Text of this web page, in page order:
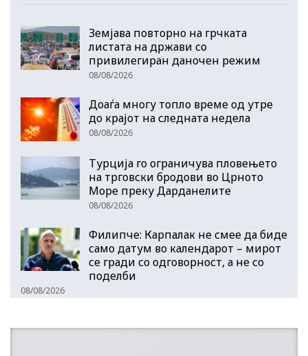
Земјава повторно на грчката
листата на држави со
привилегиран даночен режим
08/08/2026
Доаѓа многу топло време од утре
до крајот на следната недела
08/08/2026
Турција го ограничува пловењето
на трговски бродови во Црното
Море преку Дарданелите
08/08/2026
Филипче: Карпалак не смее да биде
само датум во календарот – мирот
се гради со одговорност, а не со
поделби
08/08/2026